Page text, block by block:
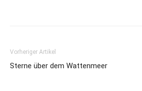
Vorheriger Artikel
Sterne über dem Wattenmeer